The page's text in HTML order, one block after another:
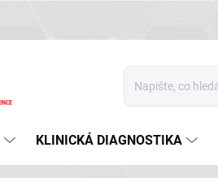
KLINICKÁ DIAGNOSTIKA